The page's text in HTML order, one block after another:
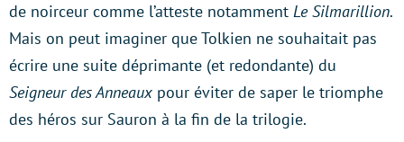
de noirceur comme l’atteste notamment Le Silmarillion.
Mais on peut imaginer que Tolkien ne souhaitait pas
écrire une suite déprimante (et redondante) du
Seigneur des Anneaux pour éviter de saper le triomphe
des héros sur Sauron à la fin de la trilogie.